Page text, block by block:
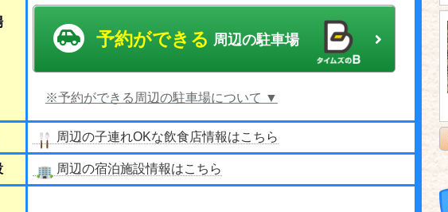
予約ができる 周辺の駐車場
※予約ができる周辺の駐車場について ▼
周辺の子連れOKな飲食店情報はこちら
周辺の宿泊施設情報はこちら